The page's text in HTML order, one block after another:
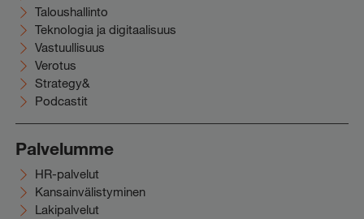
Taloushallinto
Teknologia ja digitaalisuus
Vastuullisuus
Verotus
Strategy&
Podcastit
Palvelumme
HR-palvelut
Kansainvälistyminen
Lakipalvelut